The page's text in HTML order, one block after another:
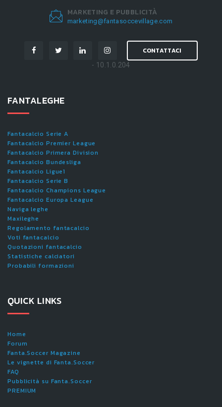
MARKETING E PUBBLICITÀ
marketing@fantasoccevillage.com
CONTATTACI
- 10.1.0.204
FANTALEGHE
Fantacalcio Serie A
Fantacalcio Premier League
Fantacalcio Primera Division
Fantacalcio Bundesliga
Fantacalcio Ligue1
Fantacalcio Serie B
Fantacalcio Champions League
Fantacalcio Europa League
Naviga leghe
Maxileghe
Regolamento fantacalcio
Voti fantacalcio
Quotazioni fantacalcio
Statistiche calciatori
Probabili formazioni
QUICK LINKS
Home
Forum
Fanta.Soccer Magazine
Le vignette di Fanta.Soccer
FAQ
Pubblicità su Fanta.Soccer
PREMIUM